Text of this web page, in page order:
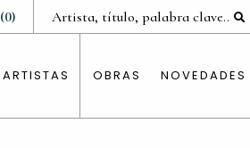
(0)
ARTISTAS OBRAS NOVEDADES